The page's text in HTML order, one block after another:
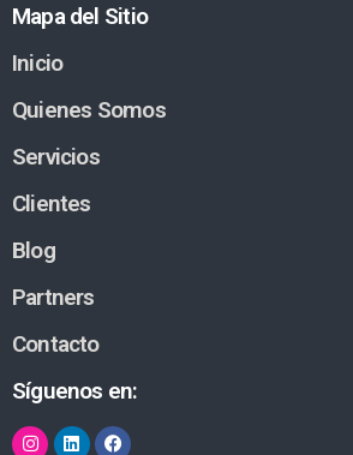
Mapa del Sitio
Inicio
Quienes Somos
Servicios
Clientes
Blog
Partners
Contacto
Síguenos en: